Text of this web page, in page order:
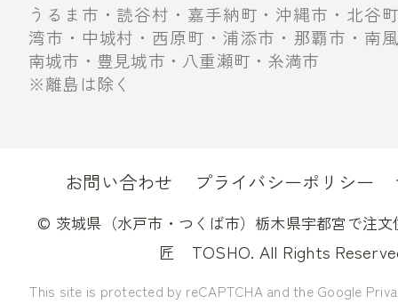
うるま市・読谷村・嘉手納町・沖縄市・北谷
湾市・中城村・西原町・浦添市・那覇市・南
南城市・豊見城市・八重瀬町・糸満市
※離島は除く
お問い合わせ プライバシーポリシー
© 茨城県（水戸市・つくば市）栃木県宇都宮で注
匠
TOSHO. All Rights
This site is protected by reCAPTCHA and the Google